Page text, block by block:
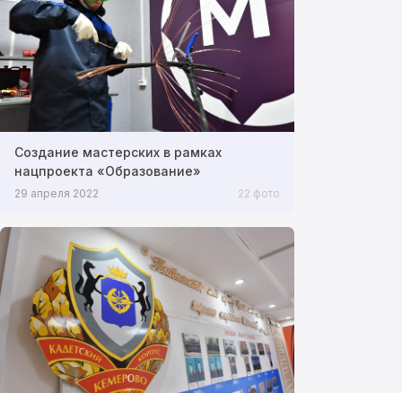
Создание мастерских в рамках
нацпроекта «Образование»
29 апреля 2022 22 фото